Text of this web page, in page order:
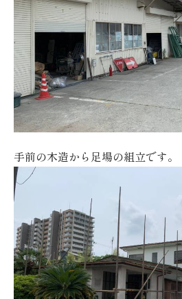
手前の木造から足場の組立です。